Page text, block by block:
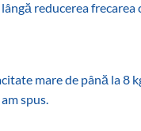
reducerea frecarea
mare de până la 8
spus.